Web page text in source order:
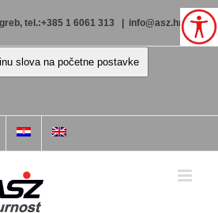
tel.:+385 1 6061 313 info@asz.hr
slova na početne postavke